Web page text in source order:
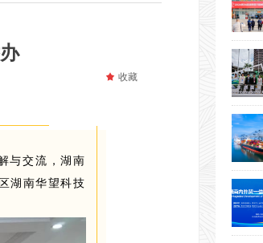
与交流，湖南
湖南华望科技
끄 收藏